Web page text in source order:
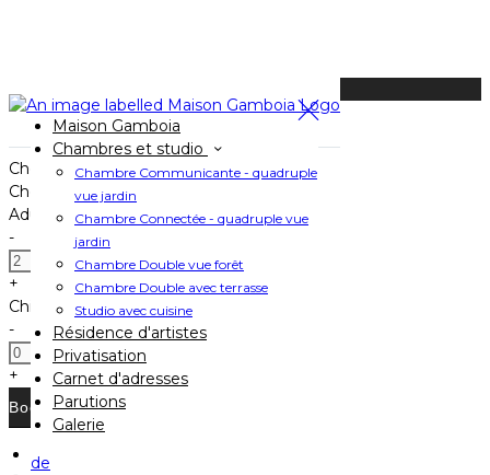
Maison Gamboia
Chambres et studio
Chambre Communicante - quadruple
vue jardin
Chambre Connectée - quadruple vue
jardin
Chambre Double vue forêt
Chambre Double avec terrasse
Studio avec cuisine
Résidence d'artistes
Privatisation
Carnet d'adresses
Parutions
Galerie
de
Book your stay
Check In
Check Out
Adults
-
+
Children
-
+